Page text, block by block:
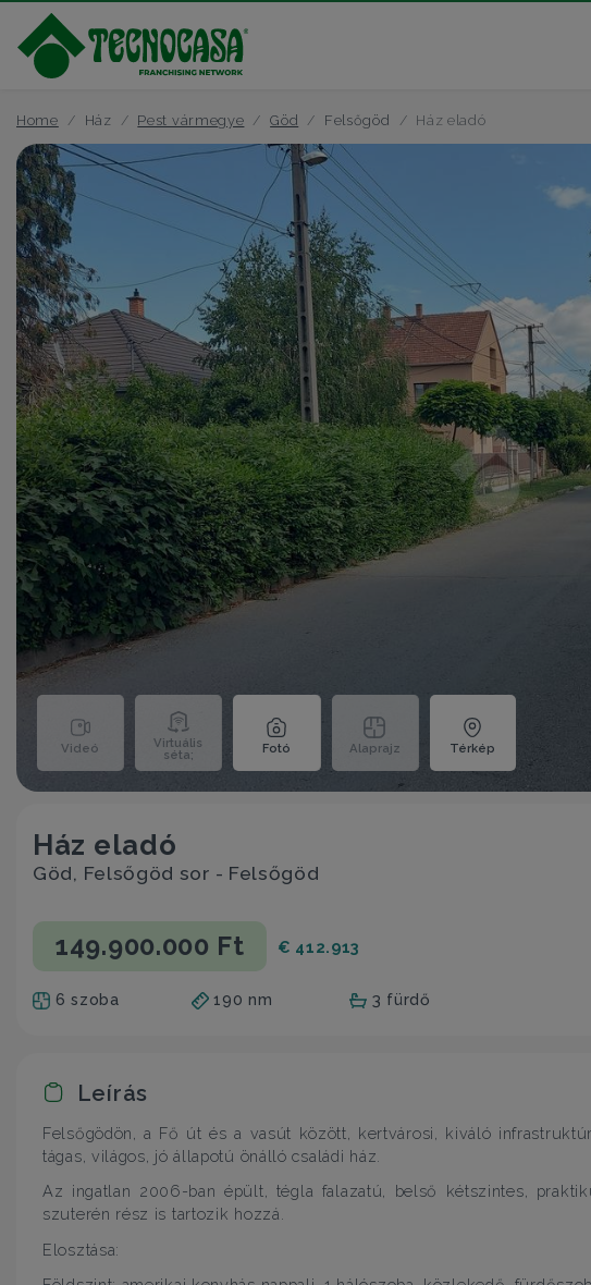
Home Ház Pest vármegye Göd Felsőgöd Ház eladó
Videó Virtuális
séta; Fotó Alaprajz Térkép
Ház eladó
Göd, Felsőgöd sor - Felsőgöd
149.900.000 Ft € 412.913
6 szoba 190 nm 3 fürdő
Leírás
Felsőgödön, a Fő út és a vasút között, kertvárosi, kiváló
tágas, világos, jó állapotú önálló családi ház.
Az ingatlan 2006-ban épült, tégla falazatú, belső kétszintes,
szuterén rész is tartozik hozzá.
Elosztása: